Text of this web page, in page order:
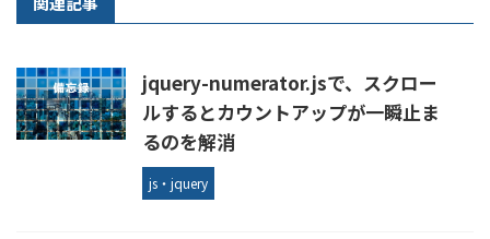
jquery-numerator.jsで、スクロー
ルするとカウントアップが一瞬止ま
るのを解消
js・jquery